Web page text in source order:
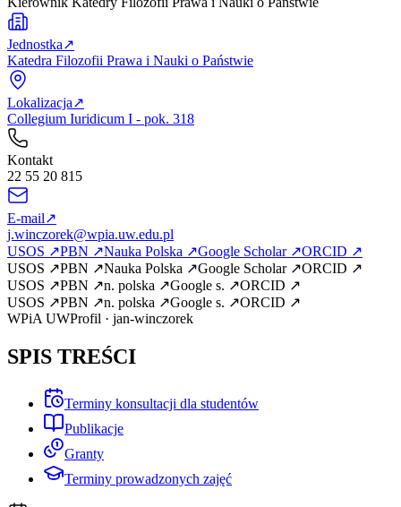
Jednostka↗
Katedra Filozofii Prawa i Nauki o Państwie
Lokalizacja↗
Collegium Iuridicum I - pok. 318
Kontakt
22 55 20 815
E-mail↗
j.winczorek@wpia.uw.edu.pl
USOS ↗PBN ↗Nauka Polska ↗Google Scholar↗ORCID ↗
USOS ↗PBN ↗Nauka Polska ↗Google Scholar↗ORCID ↗
USOS ↗PBN ↗n. polska ↗Google s. ↗ORCID ↗
USOS ↗PBN ↗n. polska ↗Google s. ↗ORCID ↗
WPiA UWProfil · jan-winczorek
SPIS TREŚCI
Terminy konsultacji dla studentów
Publikacje
Granty
Terminy prowadzonych zajęć